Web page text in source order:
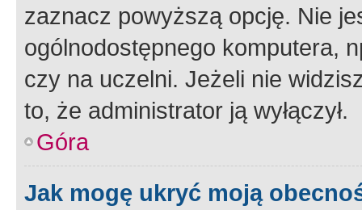
zaznacz powyższą opcję. Nie
ogólnodostępnego komputera,
czy na uczelni. Jeżeli nie
to, że administrator ją wyłączył.
Góra
Jak mogę ukryć moją